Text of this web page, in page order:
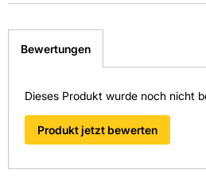
Format: 30 x 60 cm
Format Text: andere
Material: Steingut glasiert
schnellstmöglich bearbeiten.
> Fragen zum Produkt
Sie ausgestellt:
Fliesen-Kemmler Donaueschingen
Fliesen-Kemmler Ettlingen
Fliesen-Kemmler Metzingen
Bewertungen
Dieses Produkt wurde noch nicht
Produkt jetzt bewerten